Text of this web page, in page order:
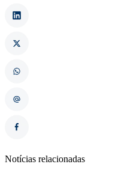
Notícias relacionadas